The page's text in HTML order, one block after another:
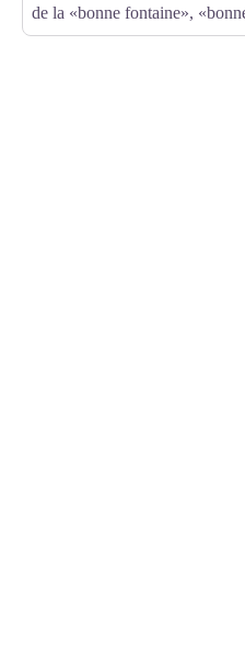
de la «bonne fontaine»,